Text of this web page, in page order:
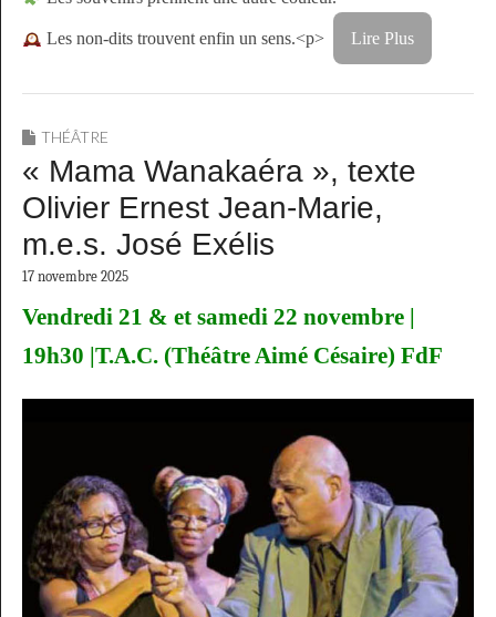
Les non-dits trouvent enfin un sens.<p> Lire Plus
THÉÂTRE
« Mama Wanakaéra », texte
Olivier Ernest Jean-Marie,
m.e.s. José Exélis
17 novembre 2025
Vendredi 21 & et samedi 22 novembre |
19h30 |T.A.C. (Théâtre Aimé Césaire) FdF